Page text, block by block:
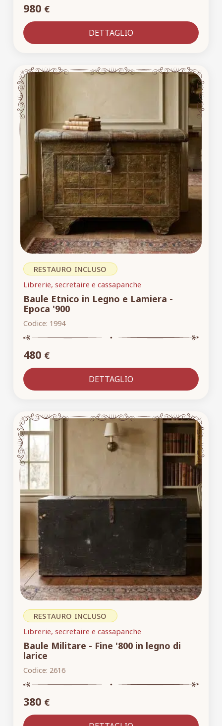
980 €
DETTAGLIO
RESTAURO INCLUSO
Librerie, secretaire e cassapanche
Baule Etnico in Legno e Lamiera -
Epoca '900
Codice: 1994
480 €
DETTAGLIO
RESTAURO INCLUSO
Librerie, secretaire e cassapanche
Baule Militare - Fine '800 in legno di
larice
Codice: 2616
380 €